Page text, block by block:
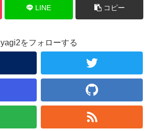
LINE コピー
yagi2をフォローする